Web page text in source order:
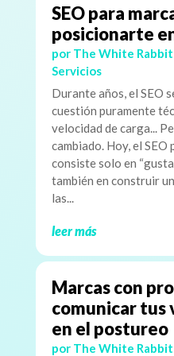
SEO para
posicionarte
por The White Rabbit
Servicios
Durante años, el SEO
cuestión puramente
velocidad de carga...
cambiado. Hoy, el SEO
consiste solo en
también en construir
las...
leer más
Marcas con
comunicar tus
en el postureo
por The White Rabbit